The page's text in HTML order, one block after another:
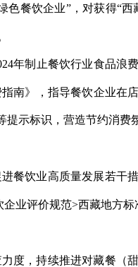
餐饮企业”，对获得“
年制止餐饮行业食品浪
南》，指导餐饮企业在
示标识，营造节约消费
餐饮业高质量发展若干
业评价规范>西藏地方标
度，持续推进对藏餐（